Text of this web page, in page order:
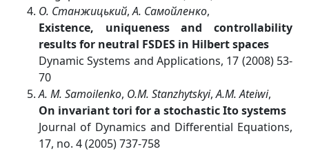
О. Станжицький,А. Самойленко,
Existence, uniqueness and controllability
results for neutral FSDES in Hilbert spaces
Dynamic Systems and Applications, 17 (2008) 53-
70
A. M. Samoilenko, O.M. Stanzhytskyi,A.M. Ateiwi,
On invariant tori for a stochastic Ito systems
Journal of Dynamics and Differential Equations,
17, no. 4 (2005) 737-758